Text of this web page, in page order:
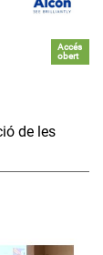
Accés
obert
de les